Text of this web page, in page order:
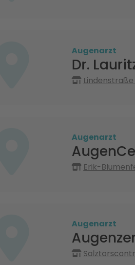
Augenarzt
Dr.
Lindenstraße
Augenarzt
Erik-
Augenarzt